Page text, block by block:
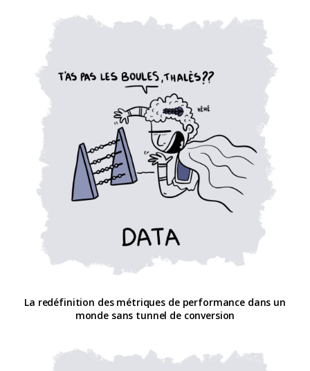
La redéfinition des métriques de performance dans un
monde sans tunnel de conversion